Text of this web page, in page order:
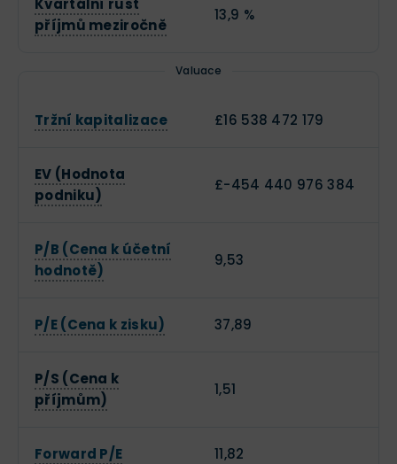
Kvartální růst
příjmů meziročně
13,9 %
Valuace
Tržní kapitalizace £16 538 472 179
EV (Hodnota
podniku)
£-454 440 976 384
P/B (Cena k účetní
hodnotě)
9,53
P/E (Cena k zisku) 37,89
P/S (Cena k
příjmům)
1,51
Forward P/E 11,82